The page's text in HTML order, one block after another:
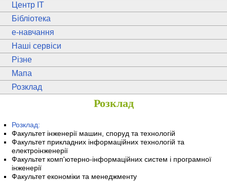
Центр ІТ
Бібліотека
e-навчання
Наші сервіси
Різне
Мапа
Розклад
Розклад
Розклад:
Факультет інженерії машин, споруд та технологій
Факультет прикладних інформаційних технологій та
електроінженерії
Факультет комп'ютерно-інформаційних систем і програмної
інженерії
Факультет економіки та менеджменту